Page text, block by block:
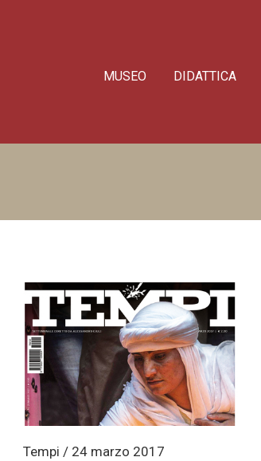
MUSEO DIDATTICA
Tempi / 24 marzo 2017